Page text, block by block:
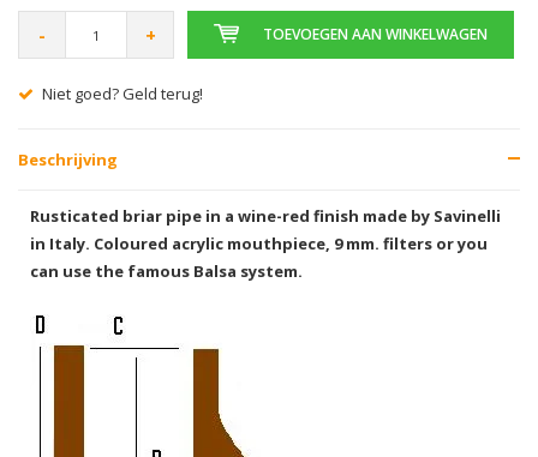
- + TOEVOEGEN AAN WINKELWAGEN
Niet goed? Geld terug!
Beschrijving
Rusticated briar pipe in a wine-red finish made by Savinelli
in Italy. Coloured acrylic mouthpiece, 9 mm. filters or you
can use the famous Balsa system.